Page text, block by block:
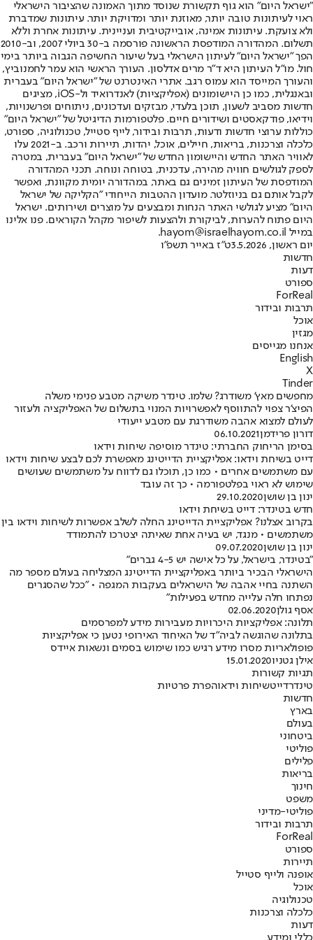
"ישראל היום" הוא גוף תקשורת שנוסד מתוך האמונה שהציבור הישראלי
ראוי לעיתונות טובה יותר, מאוזנת יותר ומדויקת יותר. עיתונות שמדברת
ולא צועקת. עיתונות אמינה, אובייקטיבית ועניינית. עיתונות אחרת וללא
תשלום. המהדורה המודפסת הראשונה פורסמה ב-30 ביולי 2007, וב-2010
הפך "ישראל היום" לעיתון הישראלי בעל שיעור החשיפה הגבוה ביותר בימי
חול. מו"ל העיתון היא ד"ר מרים אדלסון. העורך הראשי הוא עמר לחמנוביץ,
והעורך המייסד הוא עמוס רגב. אתרי האינטרנט של "ישראל היום" בעברית
ובאנגלית, כמו כן היישומונים (אפליקציות) לאנדרואיד ול-iOS, מציגים
חדשות מסביב לשעון, תוכן בלעדי, מבזקים ועדכונים, ניתוחים ופרשנויות,
וידיאו, פודקאסטים ושידורים חיים. פלטפורמות הדיגיטל של "ישראל היום"
כוללות ערוצי חדשות ודעות, תרבות ובידור, לייף סטייל, טכנולוגיה, ספורט,
כלכלה וצרכנות, בריאות, חיילים, אוכל, יהדות, תיירות ורכב. ב-2021 עלו
לאוויר האתר החדש והיישומון החדש של "ישראל היום" בעברית, במטרה
לספק לגולשים חוויה מהירה, עדכנית, בטוחה ונוחה. תכני המהדורה
המודפסת של העיתון זמינים גם באתר, במהדורה יומית מקוונת, ואפשר
לקבל אותם גם בניוזלטר. מועדון ההטבות הייחודי "הקליקה של ישראל
היום" מציע לגולשי האתר הנחות ומבצעים על מוצרים ושירותים. ישראל
היום פתוח להערות, לביקורת ולהצעות לשיפור מקהל הקוראים. פנו אלינו
במייל hayom@israelhayom.co.il.
יום ראשון, 3.5.2026
ט"ז באייר תשפ"ו
חדשות
דעות
ספורט
ForReal
תרבות ובידור
אוכל
מגזין
אנחנו מגייסים
English
X
Tinder
מחפשים מאץ' משודרג? שלמו. טינדר משיקה מטבע פנימי משלה
הפיצ'ר צפוי להתווסף לאפשרויות המנוי בתשלום של האפליקציה ולעזור
לעולם למצוא אהבה משודרגת עם מטבע ייעודי
דורון פרידמן06.10.2021
בסימן הריחוק החברתי: טינדר מוסיפה שיחות וידאו
דייט בשיחת וידאו: אפליקציית הדייטינג מאפשרת לכם לבצע שיחות וידאו
עם משתמשים אחרים • כמו כן, תוכלו גם לדווח על משתמשים שעושים
שימוש לא ראוי בפלטפורמה • כך זה עובד
ינון בן שושן29.10.2020
חדש בטינדר: דייט בשיחת וידאו
בקרוב אצלנו? אפליקציית הדייטינג החלה לשלב אפשרות לשיחות וידאו בין
משתמשים • מנגד, יש בעיה אחת שאיתה יצטרכו להתמודד
ינון בן שושן09.07.2020
"בטינדר, בישראל, על כל אישה יש 4-5 גברים"
הישראלי הבכיר ביותר באפליקציית הדייטינג המצליחה בעולם מספר מה
השתנה בחיי אהבה של הישראלים בעקבות המגפה • "ככל שהסגרים
נפתחו חלה עלייה מחדש בפעילות"
אסף גולן02.06.2020
תלונה: אפליקציות היכרויות מעבירות מידע למפרסמים
בתלונה שהוגשה לביה"ד של האיחוד האירופי נטען כי אפליקציות
פופולאריות מסרו מידע רגיש כמו שימוש בסמים ונשאות איידס
אילן גטניו15.01.2020
תגיות קשורות
טינדרדייטשיחות וידאוהפרת פרטיות
חדשות
בארץ
בעולם
ביטחוני
פוליטי
פלילים
בריאות
חינוך
משפט
פוליטי-מדיני
תרבות ובידור
ForReal
ספורט
תיירות
אופנה ולייף סטייל
אוכל
טכנולוגיה
כלכלה וצרכנות
דעות